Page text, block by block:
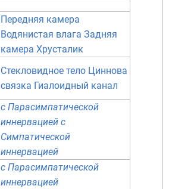
Передняя камера
Водянистая влага Задняя
камера Хрусталик
Стекловидное тело Циннова
связка Гиалоидный канал
с Парасимпатической
иннервацией с
Симпатической
иннервацией
с Парасимпатической
иннервацией